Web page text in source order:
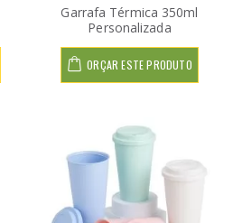
Garrafa Térmica 350ml
Personalizada
ORÇAR ESTE PRODUTO